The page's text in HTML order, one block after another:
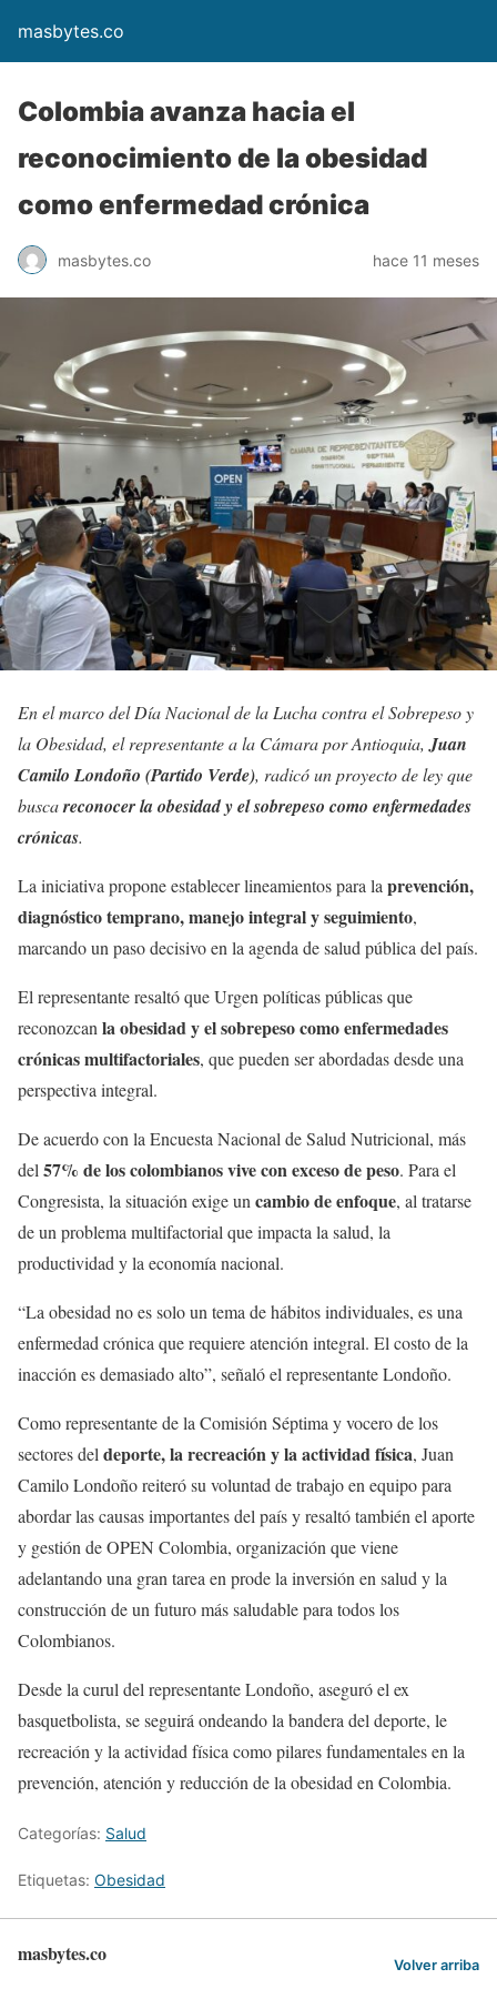
masbytes.co
Colombia avanza hacia el
reconocimiento de la obesidad
como enfermedad crónica
masbytes.co hace 11 meses
En el marco del Día Nacional de la Lucha contra el Sobrepeso y
la Obesidad, el representante a la Cámara por Antioquia, Juan
Camilo Londoño (Partido Verde), radicó un proyecto de ley que
buscareconocer la obesidad y el sobrepeso como enfermedades
crónicas.
La iniciativa propone establecer lineamientos para la prevención,
diagnóstico temprano, manejo integral y seguimiento,
marcando un paso decisivo en la agenda de salud pública del país.
El representante resaltó que Urgen políticas públicas que
reconozcan la obesidad y el sobrepeso como enfermedades
crónicas multifactoriales, que pueden ser abordadas desde una
perspectiva integral.
De acuerdo con la Encuesta Nacional de Salud Nutricional, más
del 57% de los colombianos vive con exceso de peso. Para el
Congresista, la situación exige un cambio de enfoque, al tratarse
de un problema multifactorial que impacta la salud, la
productividad y la economía nacional.
“La obesidad no es solo un tema de hábitos individuales, es una
enfermedad crónica que requiere atención integral. El costo de la
inacción es demasiado alto”, señaló el representante Londoño.
Como representante de la Comisión Séptima y vocero de los
sectores del deporte, la recreación y la actividad física, Juan
Camilo Londoño reiteró su voluntad de trabajo en equipo para
abordar las causas importantes del país y resaltó también el aporte
y gestión de OPEN Colombia, organización que viene
adelantando una gran tarea en prode la inversión en salud y la
construcción de un futuro más saludable para todos los
Colombianos.
Desde la curul del representante Londoño, aseguró el ex
basquetbolista, se seguirá ondeando la bandera del deporte, le
recreación y la actividad física como pilares fundamentales en la
prevención, atención y reducción de la obesidad en Colombia.
Categorías: Salud
Etiquetas: Obesidad
masbytes.co Volver arriba